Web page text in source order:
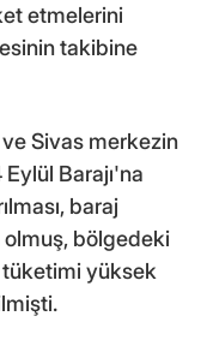
etmelerini
takibine
Sivas merkezin
Barajı'na
baraj
bölgedeki
tüketimi yüksek